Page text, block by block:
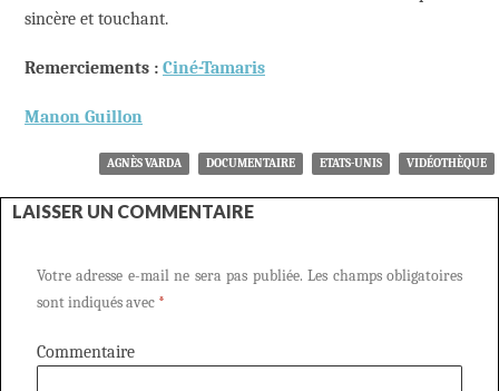
sincère et touchant.
Remerciements : Ciné-Tamaris
Manon Guillon
AGNÈS VARDA DOCUMENTAIRE ETATS-UNIS VIDÉOTHÈQUE
LAISSER UN COMMENTAIRE
Votre adresse e-mail ne sera pas publiée. Les champs obligatoires
sont indiqués avec *
Commentaire